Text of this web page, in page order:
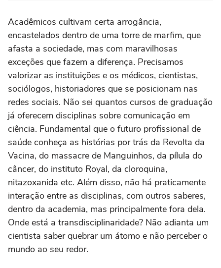
Acadêmicos cultivam certa arrogância,
encastelados dentro de uma torre de marfim, que
afasta a sociedade, mas com maravilhosas
exceções que fazem a diferença. Precisamos
valorizar as instituições e os médicos, cientistas,
sociólogos, historiadores que se posicionam nas
redes sociais. Não sei quantos cursos de graduação
já oferecem disciplinas sobre comunicação em
ciência. Fundamental que o futuro profissional de
saúde conheça as histórias por trás da Revolta da
Vacina, do massacre de Manguinhos, da pílula do
câncer, do instituto Royal, da cloroquina,
nitazoxanida etc. Além disso, não há praticamente
interação entre as disciplinas, com outros saberes,
dentro da academia, mas principalmente fora dela.
Onde está a transdisciplinaridade? Não adianta um
cientista saber quebrar um átomo e não perceber o
mundo ao seu redor.